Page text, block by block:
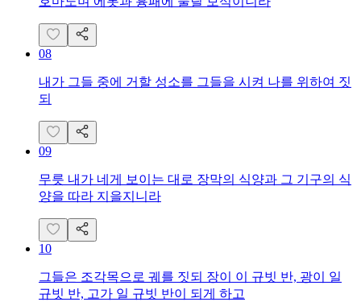
08
내가 그들 중에 거할 성소를 그들을 시켜 나를 위하여 짓
되
09
무릇 내가 네게 보이는 대로 장막의 식양과 그 기구의 식
양을 따라 지을지니라
10
그들은 조각목으로 궤를 짓되 장이 이 규빗 반, 광이 일
규빗 반, 고가 일 규빗 반이 되게 하고